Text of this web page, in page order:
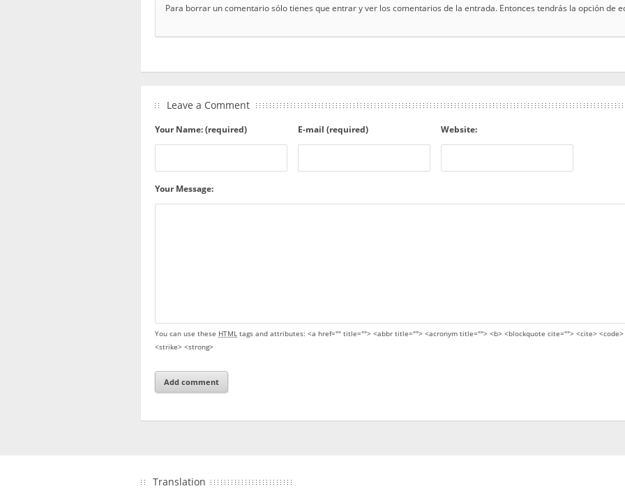
Para borrar un comentario sólo tienes que entrar y ver los comentarios de la entrada. Entonces tendrás la opción de
Leave a Comment
Your Name: (required) E-mail (required) Website:
Your Message:
You can use these HTML tags and attributes: <a href="" title=""> <abbr title=""> <acronym title=""> <b> <blockquote cite=""> <cite>
<strike> <strong>
Translation